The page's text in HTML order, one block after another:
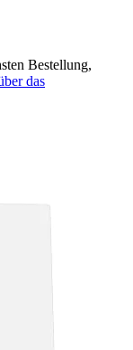
Bestellung,
das